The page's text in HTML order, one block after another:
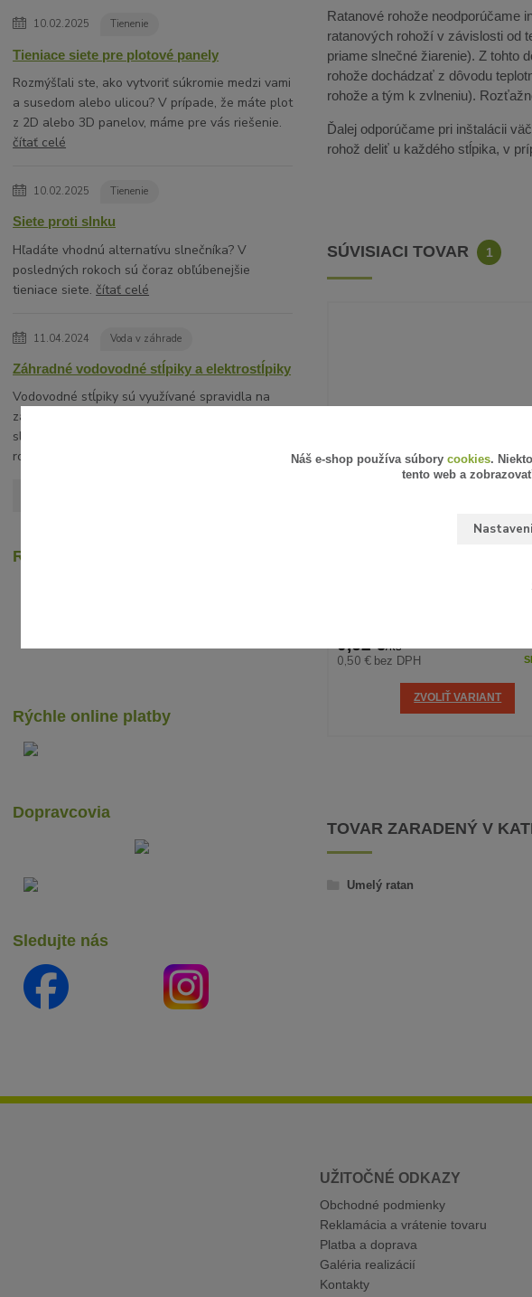
10.02.2025 Tienenie
Tieniace siete pre plotové panely
Rozmýšľali ste, ako vytvoriť súkromie medzi vami
a susedom alebo ulicou? V prípade, že máte plot
z 2D alebo 3D panelov, máme pre vás riešenie.
čítať celé
10.02.2025 Tienenie
Siete proti slnku
Hľadáte vhodnú alternatívu slnečníka? V
posledných rokoch sú čoraz obľúbenejšie
tieniace siete.čítať celé
11.04.2024 Voda v záhrade
Záhradné vodovodné stĺpiky a elektrostĺpiky
Vodovodné stĺpiky sú využívané spravidla na
záhradách rodinných domov ako hydranty
slúžiace na estetické a komfortné napojenie na
rozvod vody napríkla...
Recenzie zákazníkov
Rýchle online platby
Dopravcovia
Sledujte nás
Ratanové rohože neodporúčame
ratanových rohoží v závislosti od
priame slnečné žiarenie). Z tohto
rohože dochádzať z dôvodu
rohože a tým k zvlneniu).
Ďalej odporúčame pri inštalácii
rohož deliť u každého stĺpika, v
SÚVISIACI TOVAR 1
0,62 €/ks
0,50 € bez DPH
ZVOLIŤ VARIANT
TOVAR ZARADENÝ V
Umelý ratan
UŽITOČNÉ ODKAZY
Obchodné podmienky
Reklamácia a vrátenie tovaru
Platba a doprava
Galéria realizácií
Kontakty
Náš e-shop používa súbory cookies.
tento web a